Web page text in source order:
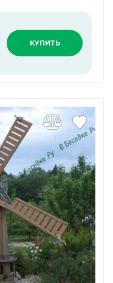
КУПИТЬ